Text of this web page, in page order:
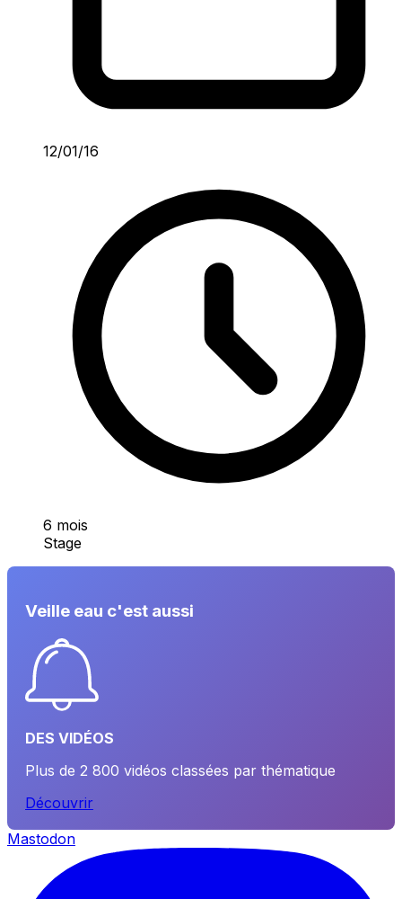
12/01/16
6 mois
Stage
Veille eau c'est aussi
DES VIDÉOS
Plus de 2 800 vidéos classées par thématique
Découvrir
Mastodon